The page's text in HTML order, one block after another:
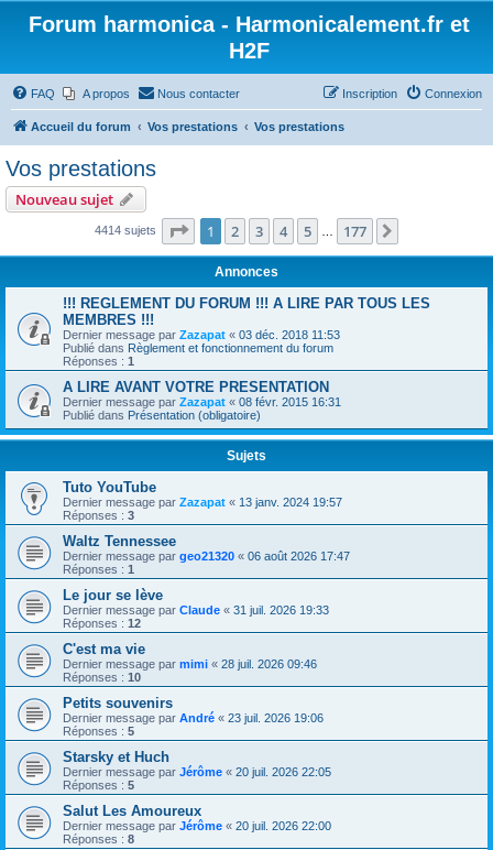
Forum harmonica - Harmonicalement.fr et
H2F
FAQ A propos Nous contacter Connexion
Inscription
Accueil du forum Vos prestations Vos prestations
Vos prestations
Nouveau sujet
4414 sujets Page 1sur177
1 2 3 4 5 177
Annonces
!!! REGLEMENT DU FORUM !!! A LIRE PAR TOUS LES
MEMBRES !!!
Dernier message par Zazapat « 03 déc. 2018 11:53
Publié dans Règlement et fonctionnement du forum
Réponses : 1
A LIRE AVANT VOTRE PRESENTATION
Dernier message par Zazapat « 08 févr. 2015 16:31
Publié dans Présentation (obligatoire)
Sujets
Tuto YouTube
Dernier message par Zazapat « 13 janv. 2024 19:57
Réponses : 3
Waltz Tennessee
Dernier message par geo21320 « 06 août 2026 17:47
Réponses : 1
Le jour se lève
Dernier message par Claude « 31 juil. 2026 19:33
Réponses : 12
C'est ma vie
Dernier message par mimi « 28 juil. 2026 09:46
Réponses : 10
Petits souvenirs
Dernier message par André « 23 juil. 2026 19:06
Réponses : 5
Starsky et Huch
Dernier message par Jérôme « 20 juil. 2026 22:05
Réponses : 5
Salut Les Amoureux
Dernier message par Jérôme « 20 juil. 2026 22:00
Réponses : 8